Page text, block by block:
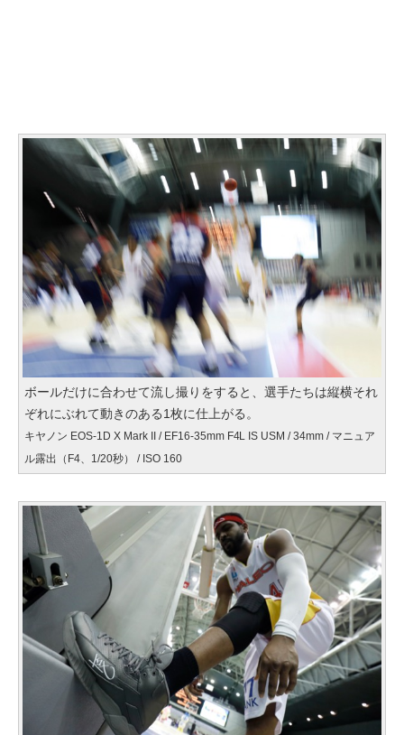
ボールだけに合わせて流し撮りをすると、選手たちは縦横それ
ぞれにぶれて動きのある1枚に仕上がる。
キヤノン EOS-1D X Mark II / EF16-35mm F4L IS USM / 34mm / マニュア
ル露出（F4、1/20秒） / ISO 160